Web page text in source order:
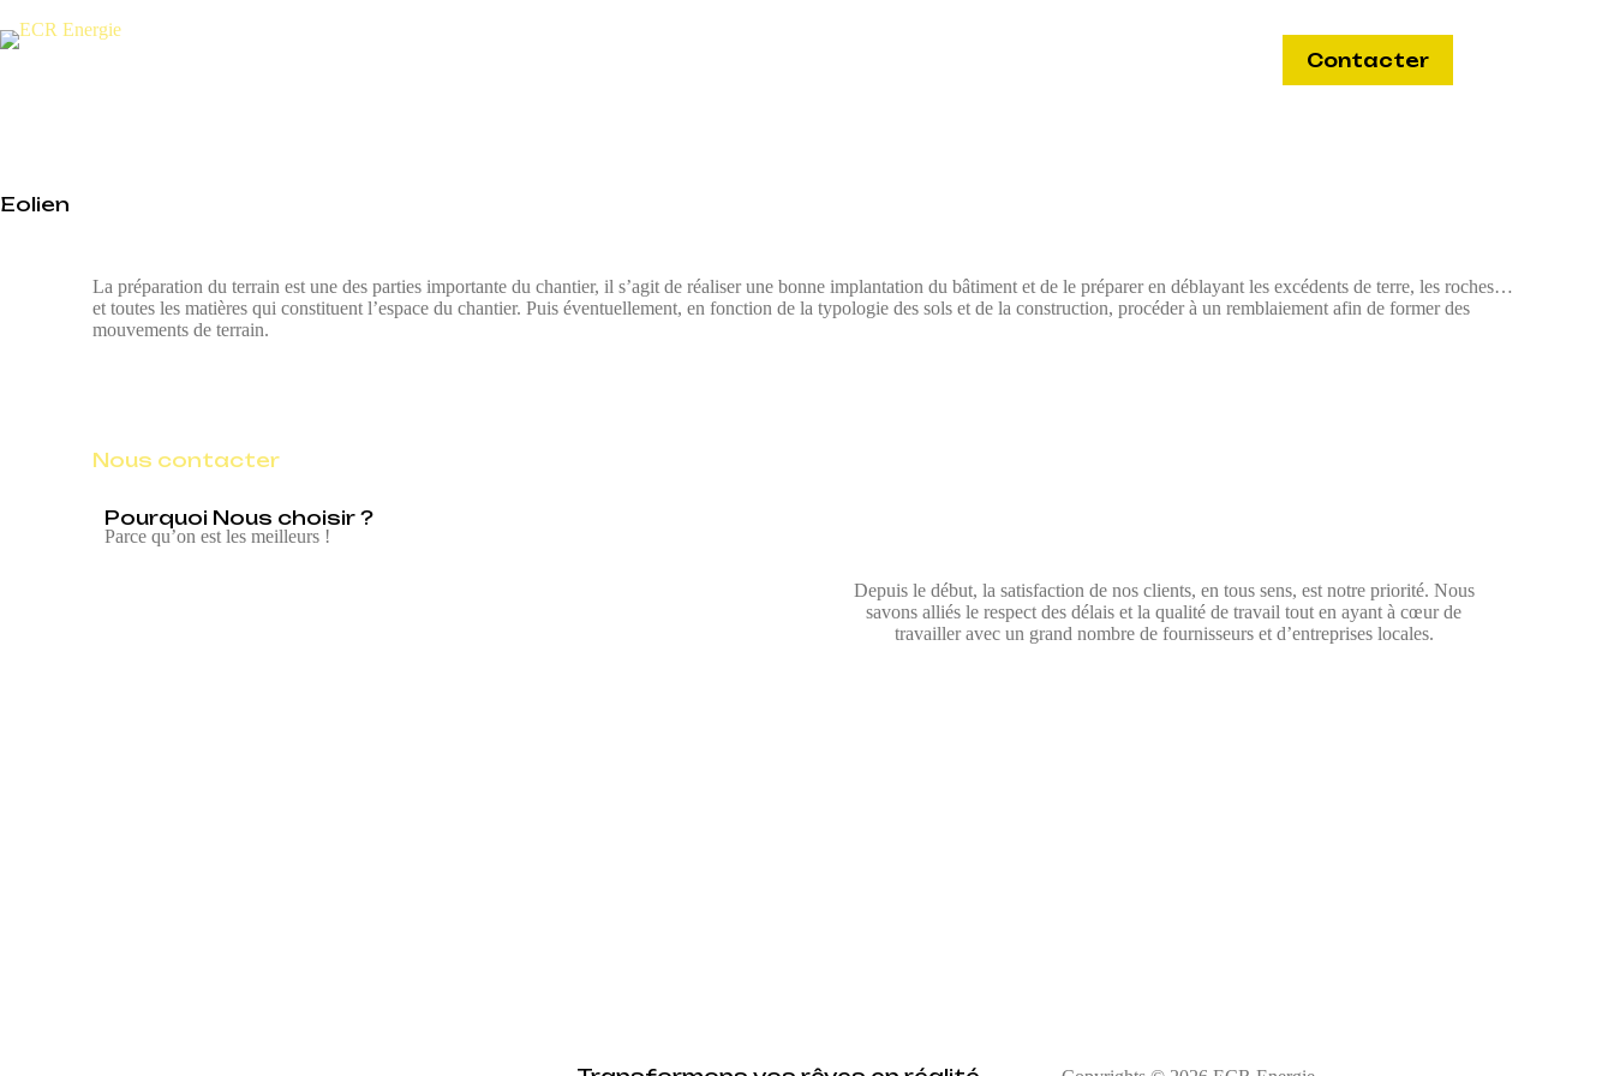
Contacter
Eolien
La préparation du terrain est une des parties importante du chantier, il s’agit de réaliser une bonne implantation du bâtiment et de le préparer en déblayant les excédents de terre, les roches…
et toutes les matières qui constituent l’espace du chantier. Puis éventuellement, en fonction de la typologie des sols et de la construction, procéder à un remblaiement afin de former des
mouvements de terrain.
Nous contacter
Pourquoi Nous choisir ?
Parce qu’on est les meilleurs !
Depuis le début, la satisfaction de nos clients, en tous sens, est notre priorité. Nous
savons alliés le respect des délais et la qualité de travail tout en ayant à cœur de
travailler avec un grand nombre de fournisseurs et d’entreprises locales.